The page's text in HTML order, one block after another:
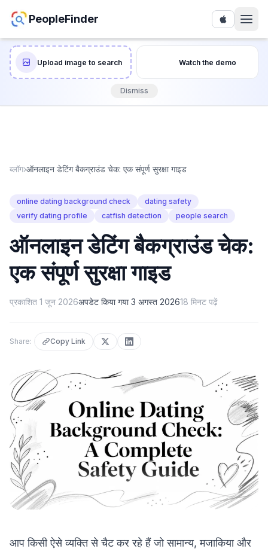
PeopleFinder
Upload image to search Watch the demo
Dismiss
ब्लॉग›ऑनलाइन डेटिंग बैकग्राउंड चेक: एक संपूर्ण सुरक्षा गाइड
online dating background check
dating safety
verify dating profile
catfish detection people search
ऑनलाइन डेटिंग बैकग्राउंड चेक:
एक संपूर्ण सुरक्षा गाइड
प्रकाशित 1 जून 2026अपडेट किया गया 3 अगस्त 202618 मिनट पढ़ें
Share: Copy Link
आप किसी ऐसे व्यक्ति से चैट कर रहे हैं जो सामान्य, मजाकिया और